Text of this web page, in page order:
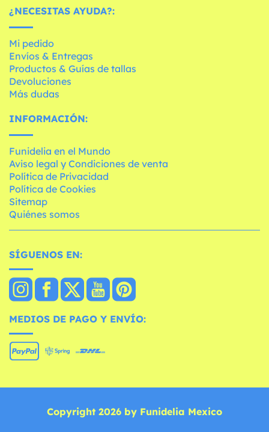
¿NECESITAS AYUDA?:
Mi pedido
Envíos & Entregas
Productos & Guías de tallas
Devoluciones
Más dudas
INFORMACIÓN:
Funidelia en el Mundo
Aviso legal y Condiciones de venta
Política de Privacidad
Política de Cookies
Sitemap
Quiénes somos
SÍGUENOS EN:
MEDIOS DE PAGO Y ENVÍO:
Copyright 2026 by Funidelia Mexico